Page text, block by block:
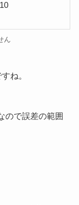
ん
ね。
ので誤差の範囲